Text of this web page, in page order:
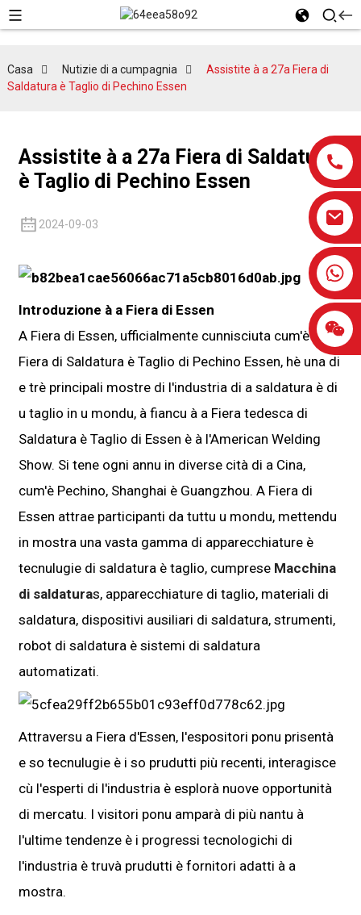
Casa Nutizie di a cumpagnia
Assistite à a 27a Fiera di
Saldatura è Taglio di Pechino Essen
Assistite à a 27a Fiera di Saldatura
è Taglio di Pechino Essen
2024-09-03
Introduzione à a Fiera di Essen
A Fiera di Essen, ufficialmente cunnisciuta cum'è a
Fiera di Saldatura è Taglio di Pechino Essen, hè una di
e trè principali mostre di l'industria di a saldatura è di
u taglio in u mondu, à fiancu à a Fiera tedesca di
Saldatura è Taglio di Essen è à l'American Welding
Show. Si tene ogni annu in diverse cità di a Cina,
cum'è Pechino, Shanghai è Guangzhou. A Fiera di
Essen attrae participanti da tuttu u mondu, mettendu
in mostra una vasta gamma di apparecchiature è
tecnulugie di saldatura è taglio, cumprese Macchina
di saldaturas, apparecchiature di taglio, materiali di
saldatura, dispositivi ausiliari di saldatura, strumenti,
robot di saldatura è sistemi di saldatura
automatizati.
Attraversu a Fiera d'Essen, l'espositori ponu prisentà
e so tecnulugie è i so prudutti più recenti, interagisce
cù l'esperti di l'industria è esplorà nuove opportunità
di mercatu. I visitori ponu amparà di più nantu à
l'ultime tendenze è i progressi tecnologichi di
l'industria è truvà prudutti è fornitori adatti à a
mostra.